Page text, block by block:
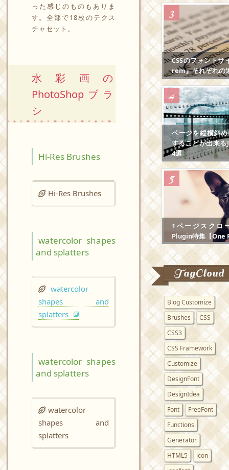
った感じのものもありま
す。全部で18枚のテクス
チャセット。
水彩画の
PhotoShopブラ
シ
Hi-Res Brushes
Hi-Res Brushes
watercolor shapes
and splatters
watercolor
shapes and
splatters
watercolor shapes
and splatters
watercolor
shapes and
splatters
CSSのフォント
rem』それぞれの
ページを縦横斜
することが出来
4選
1ページスクロ
Plugin特集【One
TagCloud
Blog Customize
Brushes
CSS
CSS3
CSS Framework
Customize
DesignFont
DesignIdea
Font
FreeFont
Functions
Generator
HTML5
icon